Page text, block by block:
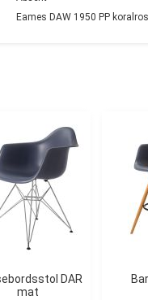
Eames DAW 1950 PP
mat